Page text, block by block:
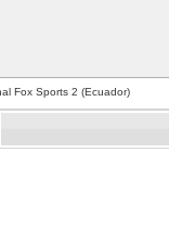
Fox Sports 2 (Ecuador)